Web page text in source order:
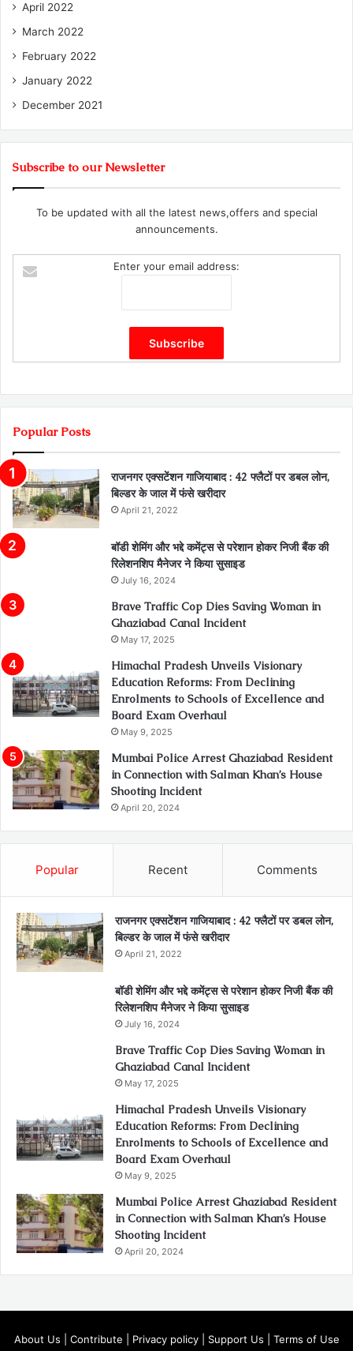
April 2022
March 2022
February 2022
January 2022
December 2021
Subscribe to our Newsletter
To be updated with all the latest news,offers and special
announcements.
Enter your email address:
Popular Posts
राजनगर एक्सटेंशन गाजियाबाद : 42 फ्लैटों पर डबल लोन,
बिल्डर के जाल में फंसे खरीदार
April 21, 2022
बॉडी शेमिंग और भद्दे कमेंट्स से परेशान होकर निजी बैंक की
रिलेशनशिप मैनेजर ने किया सुसाइड
July 16, 2024
Brave Traffic Cop Dies Saving Woman in
Ghaziabad Canal Incident
May 17, 2025
Himachal Pradesh Unveils Visionary
Education Reforms: From Declining
Enrolments to Schools of Excellence and
Board Exam Overhaul
May 9, 2025
Mumbai Police Arrest Ghaziabad Resident
in Connection with Salman Khan’s House
Shooting Incident
April 20, 2024
Popular Recent Comments
राजनगर एक्सटेंशन गाजियाबाद : 42 फ्लैटों पर डबल लोन,
बिल्डर के जाल में फंसे खरीदार
April 21, 2022
बॉडी शेमिंग और भद्दे कमेंट्स से परेशान होकर निजी बैंक की
रिलेशनशिप मैनेजर ने किया सुसाइड
July 16, 2024
Brave Traffic Cop Dies Saving Woman in
Ghaziabad Canal Incident
May 17, 2025
Himachal Pradesh Unveils Visionary
Education Reforms: From Declining
Enrolments to Schools of Excellence and
Board Exam Overhaul
May 9, 2025
Mumbai Police Arrest Ghaziabad Resident
in Connection with Salman Khan’s House
Shooting Incident
April 20, 2024
About Us Contribute Privacy policy| Support Us Terms of Use